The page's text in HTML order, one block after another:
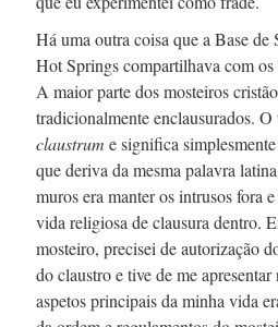
Há uma outra coisa que a Base
Hot Springs compartilhava com
A maior parte dos mosteiros
tradicionalmente enclausurados.
claustrum e significa
que deriva da mesma palavra
muros era manter os intrusos fora
vida religiosa de clausura dentro.
mosteiro, precisei de autorização
do claustro e tive de me
aspetos principais da minha vida